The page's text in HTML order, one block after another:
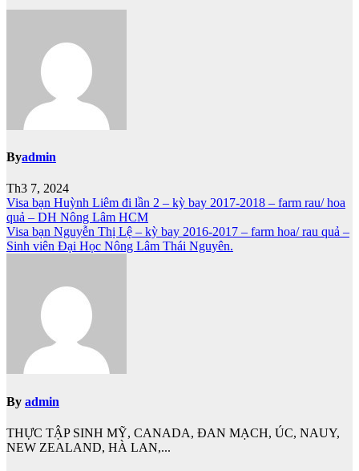
Byadmin
Th3 7, 2024
Điều
hướng
bài
Visa bạn Huỳnh Liêm đi lần 2 – kỳ bay 2017-2018 – farm rau/ hoa
quả – DH Nông Lâm HCM
Visa bạn Nguyễn Thị Lệ – kỳ bay 2016-2017 – farm hoa/ rau quả –
Sinh viên Đại Học Nông Lâm Thái Nguyên.
By admin
THỰC TẬP SINH MỸ, CANADA, ĐAN MẠCH, ÚC, NAUY,
NEW ZEALAND, HÀ LAN,...